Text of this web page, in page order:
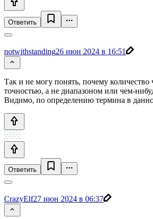
Ответить
notwithstanding26 июн 2024 в 16:51
Так и не могу понять, почему количество
точностью, а не диапазоном или чем-
Видимо, по определению термина в
Ответить
CrazyElf27 июн 2024 в 06:37